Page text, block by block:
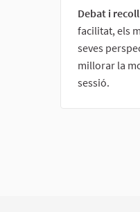
Debat i
facilitat, els
seves
millorar la
sessió.